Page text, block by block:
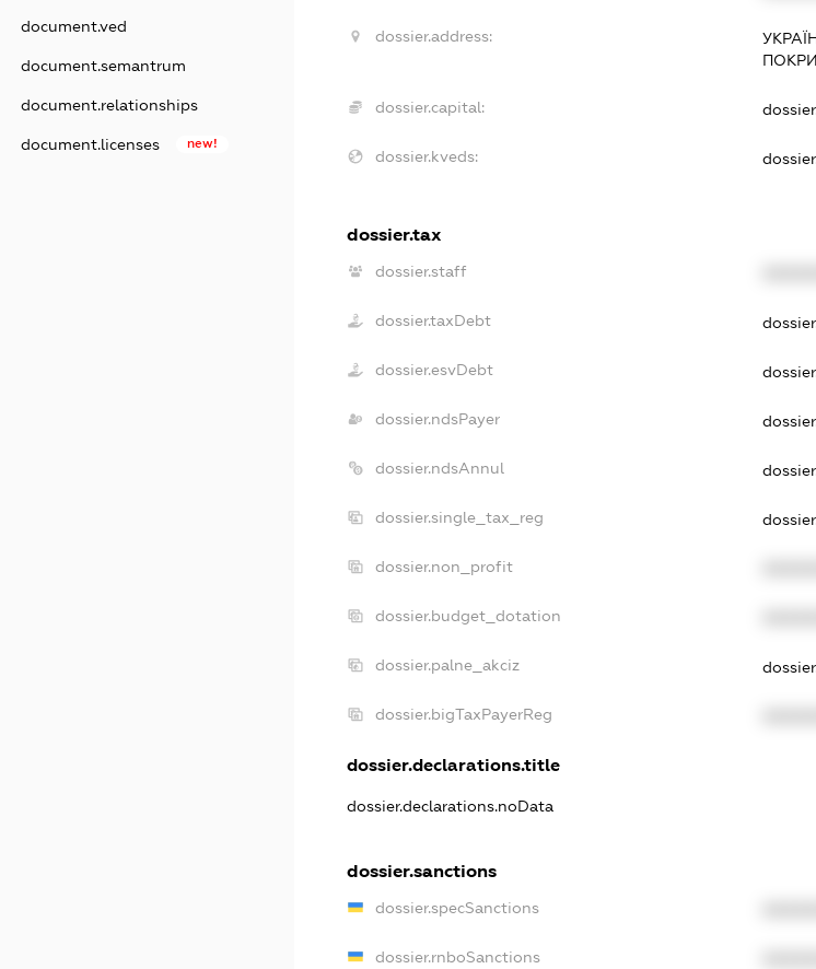
document.ved
document.semantrum
document.relationships
document.licenses new!
dossier.address:
dossier.capital:
dossier.kveds:
dossier.tax
dossier.staff
dossier.taxDebt
dossier.esvDebt
dossier.ndsPayer
dossier.ndsAnnul
dossier.single_tax_reg
dossier.non_profit
dossier.budget_dotation
dossier.palne_akciz
dossier.bigTaxPayerReg
dossier.declarations.title
dossier.declarations.noData
dossier.sanctions
dossier.specSanctions
dossier.rnboSanctions